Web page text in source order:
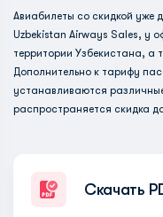
Авиабилеты со скидкой уже
Uzbekistan Airways Sales, у
территории Узбекистана, а
Дополнительно к тарифу
устанавливаются
распространяется скидка
Скачать